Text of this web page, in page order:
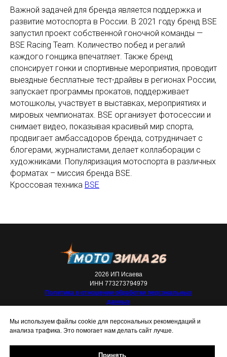
Важной задачей для бренда является поддержка и
развитие мотоспорта в России. В 2021 году бренд BSE
запустил проект собственной гоночной команды —
BSE Racing Team. Количество побед и регалий
каждого гонщика впечатляет. Также бренд
спонсирует гонки и спортивные мероприятия, проводит
выездные бесплатные тест-драйвы в регионах России,
запускает программы прокатов, поддерживает
мотошколы, участвует в выставках, мероприятиях и
мировых чемпионатах. BSE организует фотосессии и
снимает видео, показывая красивый мир спорта,
продвигает амбассадоров бренда, сотрудничает с
блогерами, журналистами, делает коллаборации с
художниками. Популяризация мотоспорта в различных
форматах – миссия бренда BSE.
Кроссовая техника BSE
2026 ИП Исаева
ИНН 773273794979
Политика в отношении обработки персональных
данных
Мы используем файлы cookie для персональных рекомендаций и
анализа трафика. Это помогает нам делать сайт лучше.
Принять